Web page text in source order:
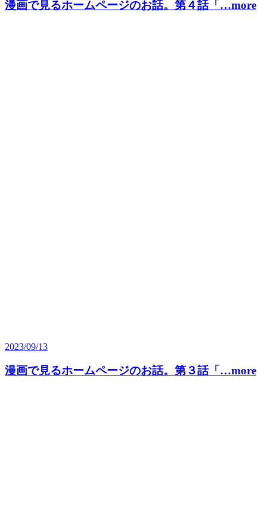
漫画で見るホームページのお話。第４話「…more
2023/09/13
漫画で見るホームページのお話。第３話「…more